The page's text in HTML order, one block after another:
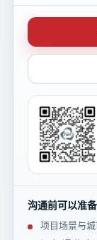
沟通前可以准备
项目场景与